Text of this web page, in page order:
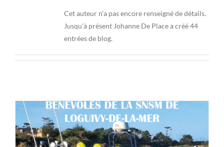
Cet auteur n'a pas encore renseigné de détails.
Jusqu'à présent Johanne De Place a créé 44
entrées de blog.